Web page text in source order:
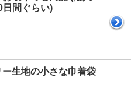
日間ぐらい)
生地の小さな巾着袋